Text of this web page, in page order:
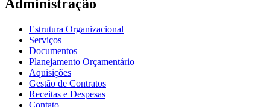
Administração
Estrutura Organizacional
Serviços
Documentos
Planejamento Orçamentário
Aquisições
Gestão de Contratos
Receitas e Despesas